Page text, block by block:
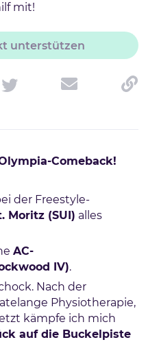
mit!
unterstützen
Comeback!
der Freestyle-
Moritz (SUI) alles
AC-
IV).
Nach der
Physiotherapie,
kämpfe ich mich
auf die Buckelpiste